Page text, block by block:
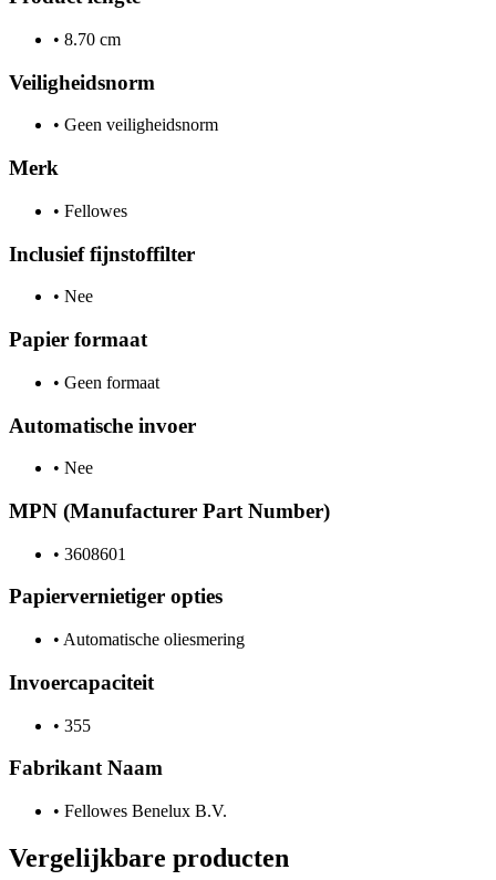
• 8.70 cm
Veiligheidsnorm
• Geen veiligheidsnorm
Merk
• Fellowes
Inclusief fijnstoffilter
• Nee
Papier formaat
• Geen formaat
Automatische invoer
• Nee
MPN (Manufacturer Part Number)
• 3608601
Papiervernietiger opties
• Automatische oliesmering
Invoercapaciteit
• 355
Fabrikant Naam
• Fellowes Benelux B.V.
Vergelijkbare producten